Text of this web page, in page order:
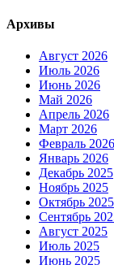
Архивы
Август 2026
Июль 2026
Июнь 2026
Май 2026
Апрель 2026
Март 2026
Февраль 2026
Январь 2026
Декабрь 2025
Ноябрь 2025
Октябрь 2025
Сентябрь
Август 2025
Июль 2025
Июнь 2025